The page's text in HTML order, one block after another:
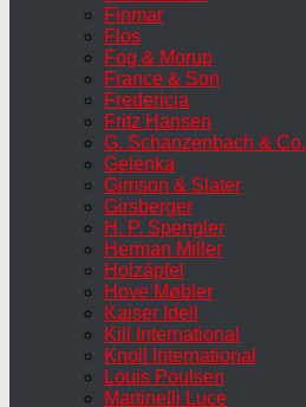
Finmar
Flos
Fog & Morup
France & Son
Fredericia
Fritz Hansen
G. Schanzenbach & Co.
Gelenka
Gimson & Slater
Girsberger
H. P. Spengler
Herman Miller
Holzäpfel
Hove Møbler
Kaiser Idell
Kill International
Knoll International
Louis Poulsen
Martinelli Luce